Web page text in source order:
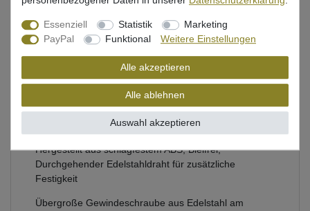
Beschreibung
Bewertung
Abu Garcia Kunstköder zum Spinnfischen auf Hecht
Hergestellt aus schlagfestem ABS, Bleifrei,
Durchgehender Edelstahldraht für zusätzliche
Festigkeit
Übergroße Gewindeschraube aus Edelstahl am
Essenziell Statistik
Marketing
PayPal
Funktional Weitere Einstellungen
Alle akzeptieren
Alle ablehnen
Auswahl akzeptieren